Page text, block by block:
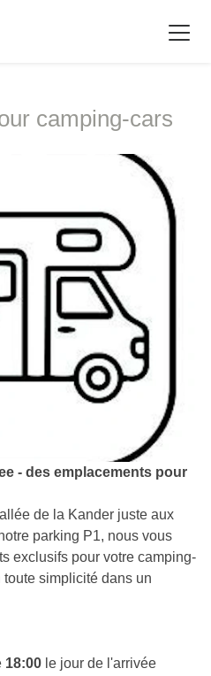
camping-cars
- des emplacements pour
de la Kander juste aux
parking P1, nous vous
exclusifs pour votre camping-
simplicité dans un
18:00le jour de l'arrivée